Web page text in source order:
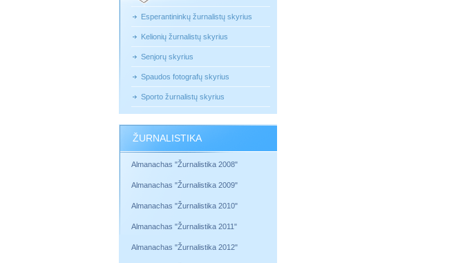
Esperantininkų žurnalistų skyrius
Kelionių žurnalistų skyrius
Senjorų skyrius
Spaudos fotografų skyrius
Sporto žurnalistų skyrius
ŽURNALISTIKA
Almanachas "Žurnalistika 2008"
Almanachas "Žurnalistika 2009"
Almanachas "Žurnalistika 2010"
Almanachas "Žurnalistika 2011"
Almanachas "Žurnalistika 2012"